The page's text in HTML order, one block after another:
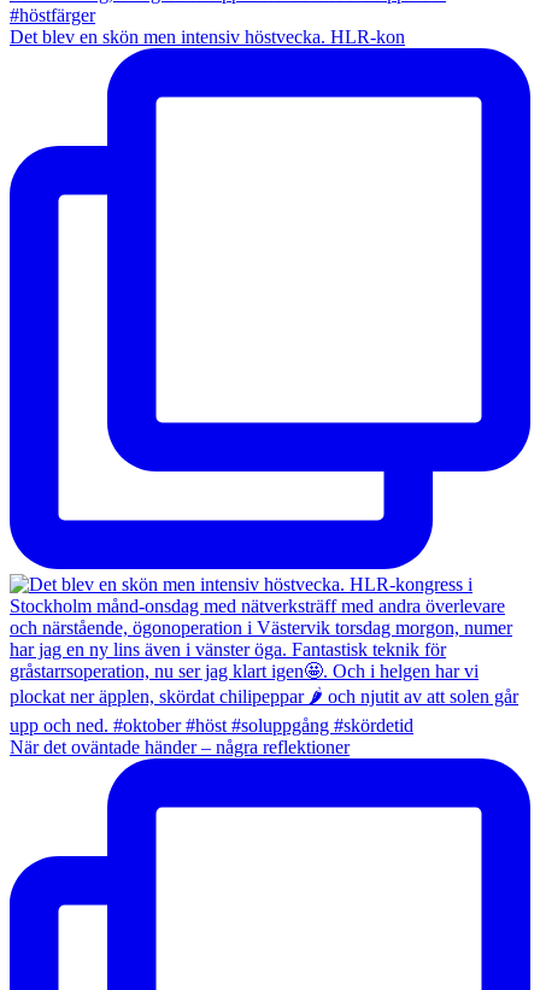
Det blev en skön men intensiv höstvecka. HLR-kon
När det oväntade händer – några reflektioner